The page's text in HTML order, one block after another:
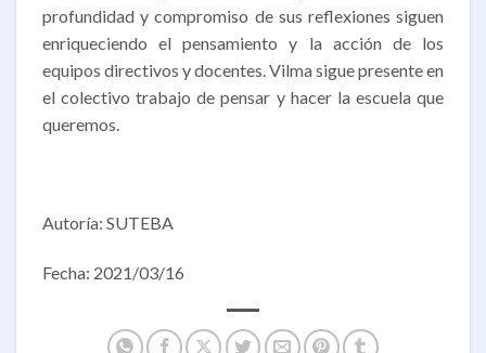
profundidad y compromiso de sus reflexiones siguen
enriqueciendo el pensamiento y la acción de los
equipos directivos y docentes. Vilma sigue presente en
el colectivo trabajo de pensar y hacer la escuela que
queremos.
Autoría: SUTEBA
Fecha: 2021/03/16